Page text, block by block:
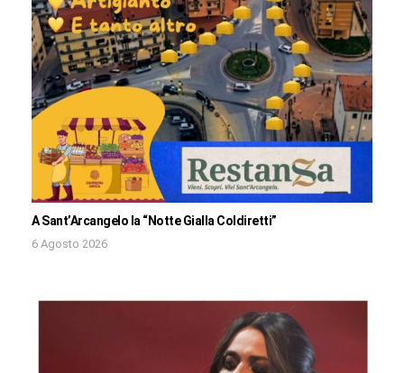
A Sant’Arcangelo la “Notte Gialla Coldiretti”
6 Agosto 2026